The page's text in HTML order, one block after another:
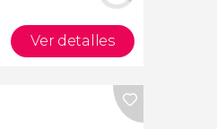
Ver detalles